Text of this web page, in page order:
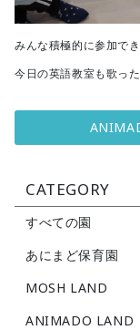
みんな積極的に参加で
今日の英語教室も歌っ
CATEGORY
すべての園
あにまど保育園
MOSH LAND
ANIMADO LAND